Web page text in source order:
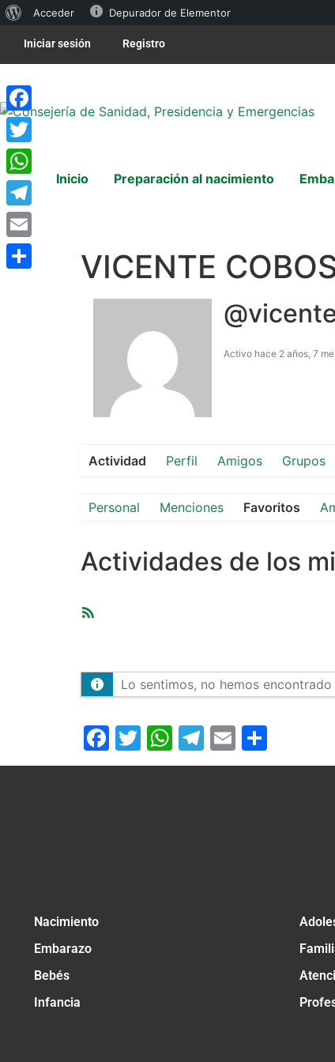
Acceder Depurador de Elementor
Iniciar sesión Registro
Inicio Preparación al nacimiento
VICENTE
Activo hace 2 años, 7
Actividad Perfil Amigos Grupos
Personal Menciones Favoritos
Actividades de los
Lo sentimos, no hemos
Facebook
Twitter
WhatsApp
Telegram
Email
Nacimiento
Embarazo
Bebés
Infancia
Facebook
Twitter
WhatsApp
Telegram
Email